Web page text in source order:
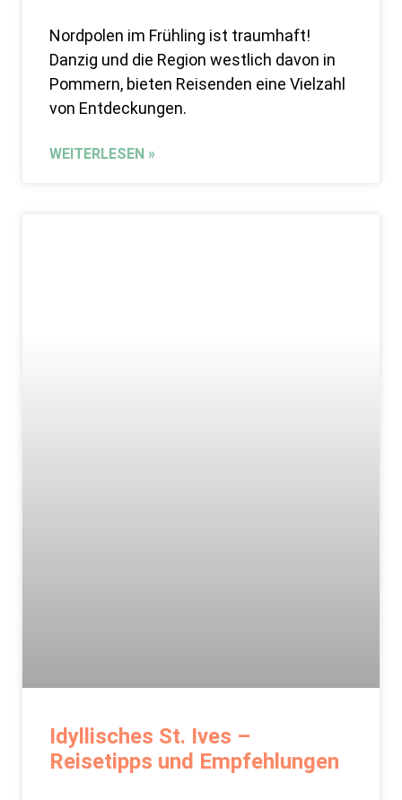
Nordpolen im Frühling ist traumhaft!
Danzig und die Region westlich davon in
Pommern, bieten Reisenden eine Vielzahl
von Entdeckungen.
WEITERLESEN »
Idyllisches St. Ives –
Reisetipps und Empfehlungen